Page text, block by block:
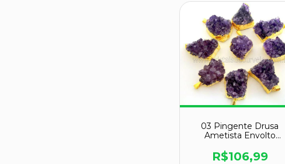
03 Pingente Drusa
Ametista Envolto
R$106,99